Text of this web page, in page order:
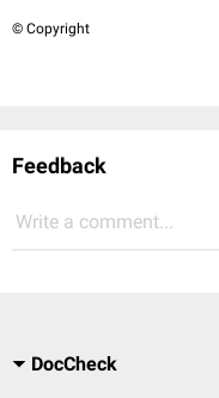
© Copyright
Feedback
Write a comment...
DocCheck